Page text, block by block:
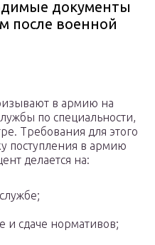
документы
после военной
в армию на
по специальности,
Требования для этого
поступления в армию
делается на:
и сдаче нормативов;